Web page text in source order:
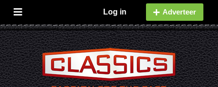
Log in Adverteer